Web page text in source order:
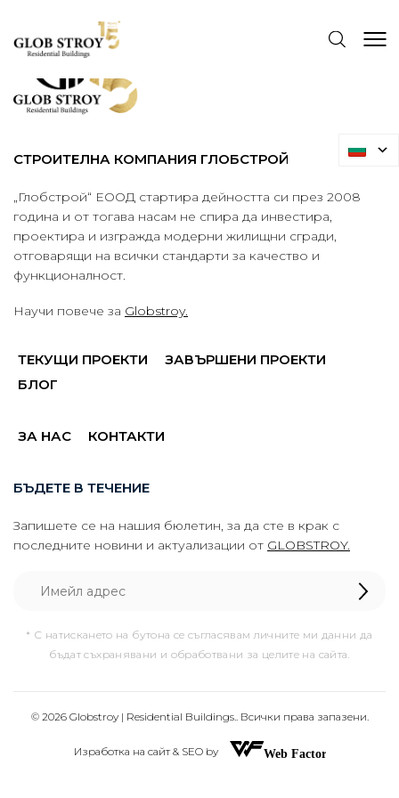
СТРОИТЕЛНА КОМПАНИЯ ГЛОБСТРОЙ
„Глобстрой“ ЕООД стартира дейността си през 2008
година и от тогава насам не спира да инвестира,
проектира и изгражда модерни жилищни сгради,
отговарящи на всички стандарти за качество и
функционалност.
Научи повече за Globstroy.
ТЕКУЩИ ПРОЕКТИ
ЗАВЪРШЕНИ ПРОЕКТИ
БЛОГ
ЗА НАС КОНТАКТИ
БЪДЕТЕ В ТЕЧЕНИЕ
Запишете се на нашия бюлетин, за да сте в крак с
последните новини и актуализации от GLOBSTROY.
* С натискането на бутона се съгласявам личните ми данни да
бъдат съхранявани и обработвани за целите на сайта.
© 2026 Globstroy | Residential Buildings.. Всички права запазени.
Изработка на сайт & SEO by